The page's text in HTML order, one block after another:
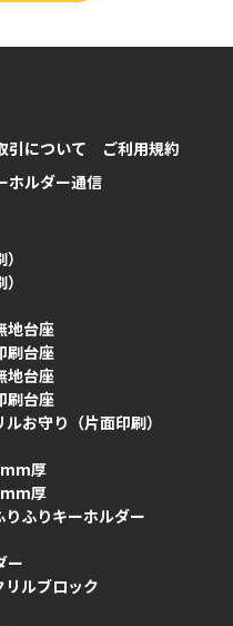
引について
ご利用規約
ホルダー通信
台座
台座
台座
台座
ルお守り（片面印刷）
厚
厚
りふりキーホルダー
ー
リルブロック